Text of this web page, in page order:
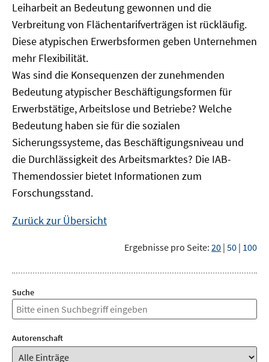
Leiharbeit an Bedeutung gewonnen und die
Verbreitung von Flächentarifverträgen ist rückläufig.
Diese atypischen Erwerbsformen geben Unternehmen
mehr Flexibilität.
Was sind die Konsequenzen der zunehmenden
Bedeutung atypischer Beschäftigungsformen für
Erwerbstätige, Arbeitslose und Betriebe? Welche
Bedeutung haben sie für die sozialen
Sicherungssysteme, das Beschäftigungsniveau und
die Durchlässigkeit des Arbeitsmarktes? Die IAB-
Themendossier bietet Informationen zum
Forschungsstand.
Zurück zur Übersicht
Ergebnisse pro Seite: 20 | 50 | 100
Suche
Autorenschaft